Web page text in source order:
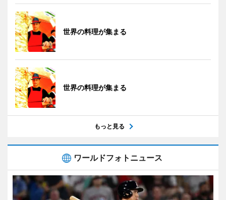
世界の料理が集まる
世界の料理が集まる
もっと見る
ワールドフォトニュース